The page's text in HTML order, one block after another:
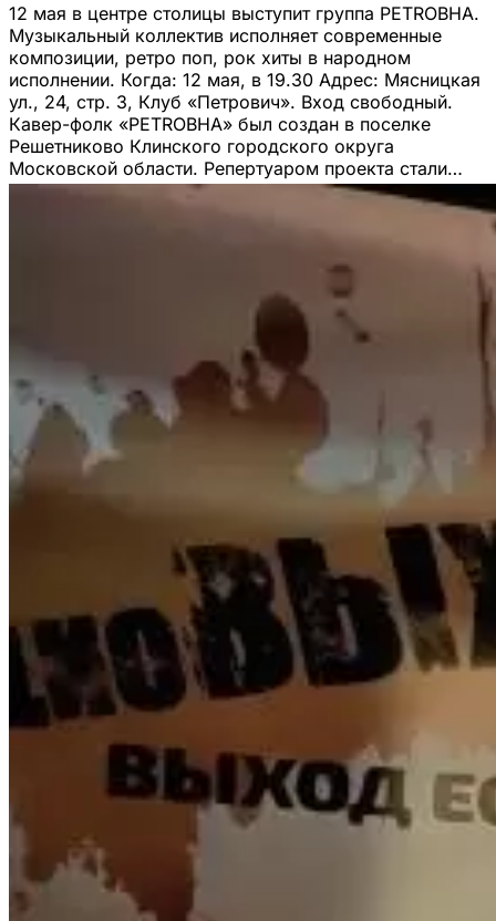
12 мая в центре столицы выступит группа PETROBHA.
Музыкальный коллектив исполняет современные
композиции, ретро поп, рок хиты в народном
исполнении. Когда: 12 мая, в 19.30 Адрес: Мясницкая
ул., 24, стр. 3, Клуб «Петрович». Вход свободный.
Кавер-фолк «PETROВНА» был создан в поселке
Решетниково Клинского городского округа
Московской области. Репертуаром проекта стали…